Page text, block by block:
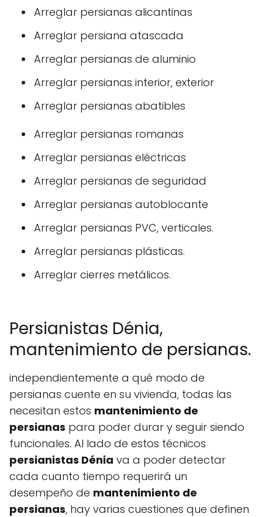
Arreglar persianas alicantinas
Arreglar persiana atascada
Arreglar persianas de aluminio
Arreglar persianas interior, exterior
Arreglar persianas abatibles
Arreglar persianas romanas
Arreglar persianas eléctricas
Arreglar persianas de seguridad
Arreglar persianas autoblocante
Arreglar persianas PVC, verticales.
Arreglar persianas plásticas.
Arreglar cierres metálicos.
Persianistas Dénia,
mantenimiento de persianas.
independientemente a qué modo de
persianas cuente en su vivienda, todas las
necesitan estos mantenimiento de
persianas para poder durar y seguir siendo
funcionales. Al lado de estos técnicos
persianistas Dénia va a poder detectar
cada cuanto tiempo requerirá un
desempeño de mantenimiento de
persianas, hay varias cuestiones que definen